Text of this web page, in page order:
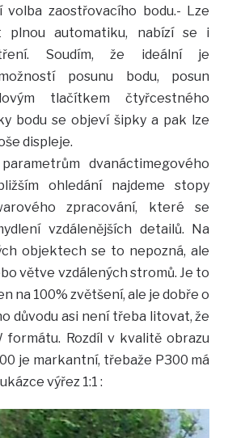
volba zaostřovacího bodu.- Lze
plnou automatiku, nabízí se i
Soudím, že ideální je
posunu bodu, posun
tlačítkem čtyřcestného
bodu se objeví šipky a pak lze
displeje.
dvanáctimegového
ohledání najdeme stopy
zpracování, které se
vzdálenějších detailů. Na
objektech se to nepozná, ale
větve vzdálených stromů. Je to
na 100% zvětšení, ale je dobře o
důvodu asi není třeba litovat, že
formátu. Rozdíl v kvalitě obrazu
je markantní, třebaže P300 má
výřez 1:1 :